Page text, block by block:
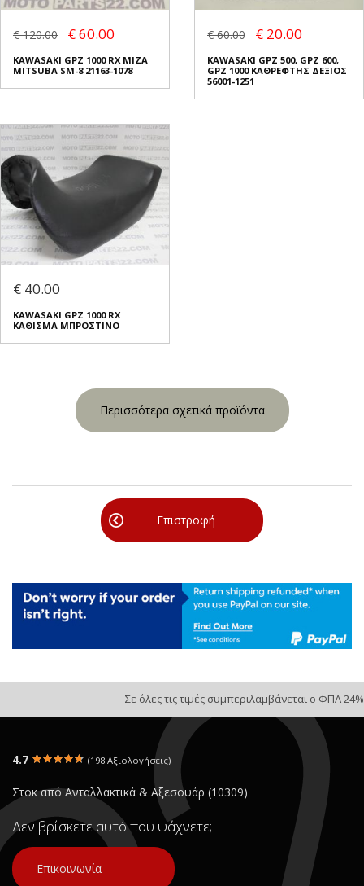
€ 120.00 € 60.00
KAWASAKI GPZ 1000 RX ΜΙΖΑ
MITSUBA SM-8 21163-1078
€ 60.00 € 20.00
KAWASAKI GPZ 500, GPZ 600,
GPZ 1000 ΚΑΘΡΕΦΤΗΣ ΔΕΞΙΟΣ
56001-1251
€ 40.00
KAWASAKI GPZ 1000 RX
ΚΑΘΙΣΜΑ ΜΠΡΟΣΤΙΝΟ
Περισσότερα σχετικά προϊόντα
Επιστροφή
Σε όλες τις τιμές συμπεριλαμβάνεται ο ΦΠΑ 24%
4.7 (198 Αξιολογήσεις)
Στοκ από Ανταλλακτικά & Αξεσουάρ (10309)
Δεν βρίσκετε αυτό που ψάχνετε;
Επικοινωνία